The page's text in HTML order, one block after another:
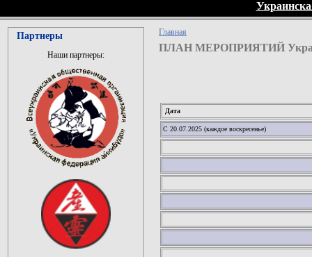
Партнеры
Наши партнеры:
Главная
ПЛАН МЕРОПРИЯТИЙ
Дата
С 20.07.2025 (каждое воскресенье)